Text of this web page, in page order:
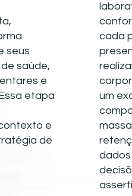
seus
saúde,
e
etapa
e
de
cada
um